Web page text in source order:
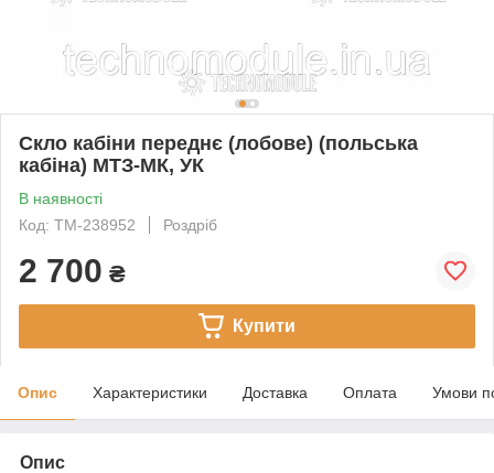
Скло кабіни переднє (лобове) (польська
кабіна) МТЗ-МК, УК
В наявності
Код: TM-238952
Роздріб
2 700 ₴
Купити
Опис Характеристики Доставка Оплата Умови
Опис